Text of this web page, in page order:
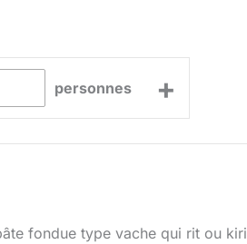
personnes +
fondue type vache qui rit ou kiri